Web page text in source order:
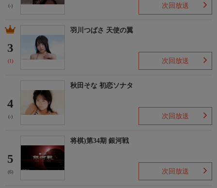
(-) 次回放送
3
(1)
羽川つばさ 天使の翼
次回放送
4
(-)
秋田そな 初恋ソナタ
次回放送
5
(6)
将棋)第34期 銀河戦
次回放送